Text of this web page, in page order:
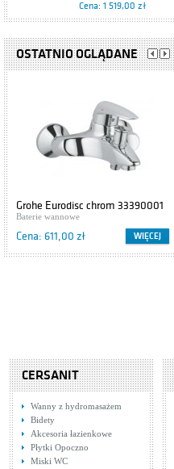
Cena: 1 519,00 zł
Tres Cuadro
1.07.164.9.60
Baterie natryskowe
Hansgrohe Ecostat
27086000
Baterie natryskowe
Cena: 805,00 zł
Select 13161000
Cena: 911,00 zł
Baterie natryskowe
Cena: 536,00 zł
Hansgrohe Axor
Citterio 39365000
OSTATNIO OGLĄDANE
Grohe Eurodisc chrom 33390001
Baterie wannowe
Cena: 611,00 zł WIĘCEJ
CERSANIT
Wanny z hydromasażem
Bidety
Akcesoria łazienkowe
Płytki Opoczno
Miski WC